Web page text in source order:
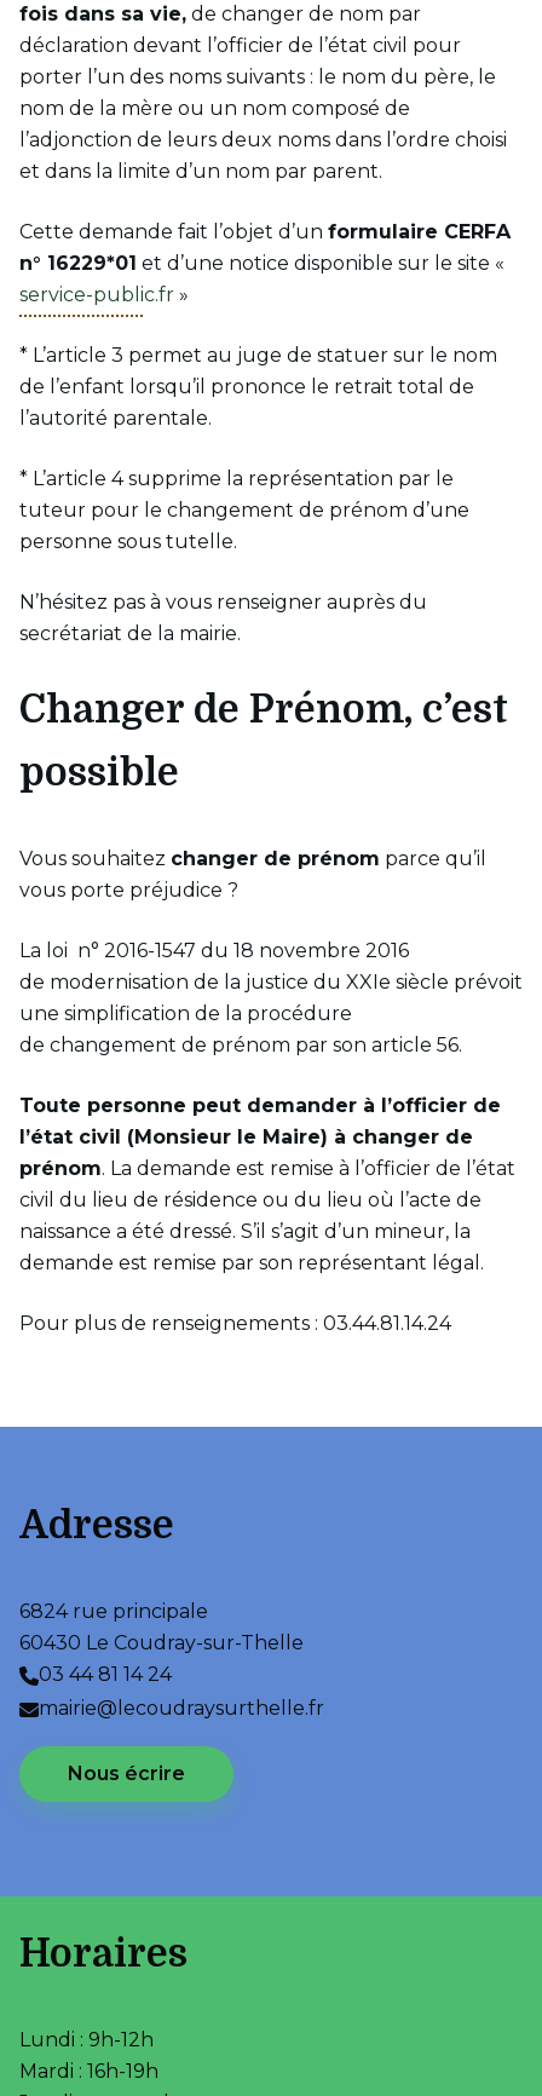
fois dans sa vie, de changer de nom par
déclaration devant l’officier de l’état civil pour
porter l’un des noms suivants : le nom du père, le
nom de la mère ou un nom composé de
l’adjonction de leurs deux noms dans l’ordre choisi
et dans la limite d’un nom par parent.
Cette demande fait l’objet d’un formulaire CERFA
n° 16229*01 et d’une notice disponible sur le site «
service-public.fr »
* L’article 3 permet au juge de statuer sur le nom
de l’enfant lorsqu’il prononce le retrait total de
l’autorité parentale.
* L’article 4 supprime la représentation par le
tuteur pour le changement de prénom d’une
personne sous tutelle.
N’hésitez pas à vous renseigner auprès du
secrétariat de la mairie.
Changer de Prénom, c’est
possible
Vous souhaitez changer de prénom parce qu’il
vous porte préjudice ?
La loi n° 2016-1547 du 18 novembre 2016
de modernisation de la justice du XXIe siècle prévoit
une simplification de la procédure
de changement de prénom par son article 56.
Toute personne peut demander à l’officier de
l’état civil (Monsieur le Maire) à changer de
prénom. La demande est remise à l’officier de l’état
civil du lieu de résidence ou du lieu où l’acte de
naissance a été dressé. S’il s’agit d’un mineur, la
demande est remise par son représentant légal.
Pour plus de renseignements : 03.44.81.14.24
Adresse
6824 rue principale
60430 Le Coudray-sur-Thelle
03 44 81 14 24
mairie@lecoudraysurthelle.fr
Nous écrire
Horaires
Lundi : 9h-12h
Mardi : 16h-19h